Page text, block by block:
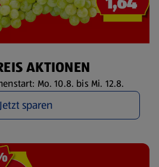
AKTIONEN
Mo. 10.8. bis Mi. 12.8.
Jetzt sparen